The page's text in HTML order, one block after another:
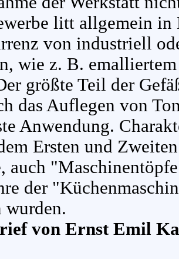
litt allgemein in
von industriell
wie z. B.
größte Teil der
das Auflegen von
Anwendung.
Ersten und
auch
der
wurden.
von Ernst Emil